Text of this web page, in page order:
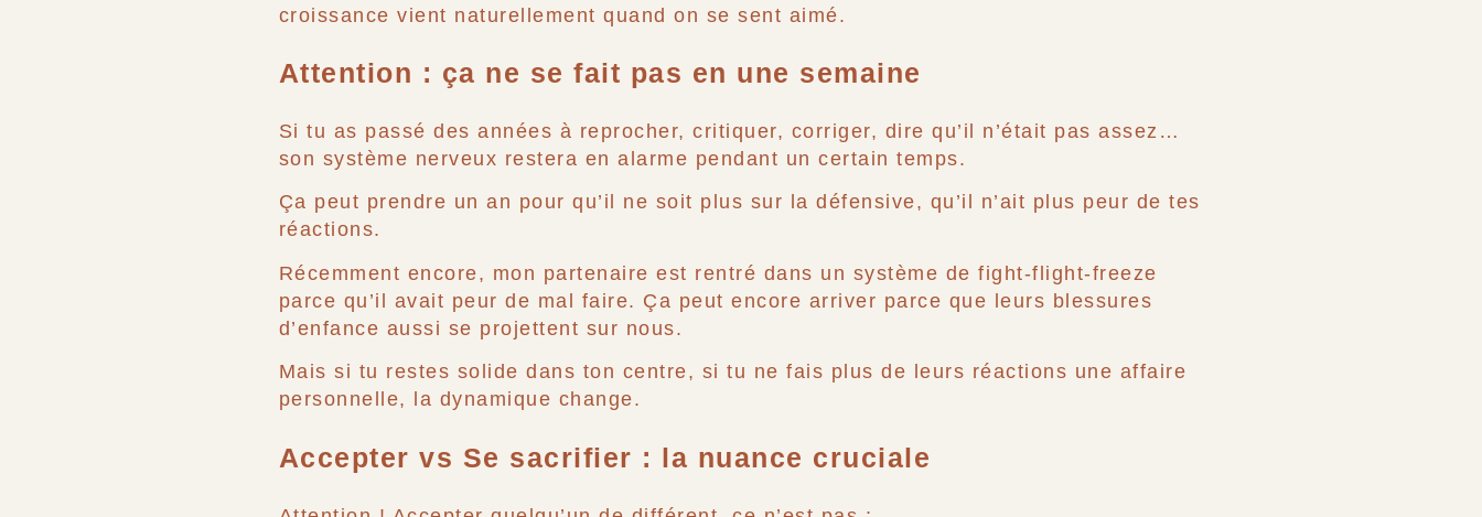
croissance vient naturellement quand on se sent aimé.
Attention : ça ne se fait pas en une semaine
Si tu as passé des années à reprocher, critiquer, corriger, dire qu’il n’était pas assez…
son système nerveux restera en alarme pendant un certain temps.
Ça peut prendre un an pour qu’il ne soit plus sur la défensive, qu’il n’ait plus peur de tes
réactions.
Récemment encore, mon partenaire est rentré dans un système de fight-flight-freeze
parce qu’il avait peur de mal faire. Ça peut encore arriver parce que leurs blessures
d’enfance aussi se projettent sur nous.
Mais si tu restes solide dans ton centre, si tu ne fais plus de leurs réactions une affaire
personnelle, la dynamique change.
Accepter vs Se sacrifier : la nuance cruciale